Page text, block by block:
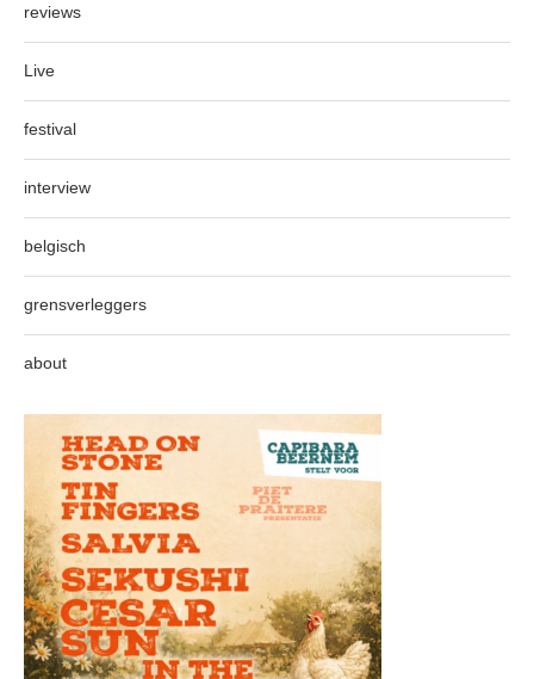
reviews
Live
festival
interview
belgisch
grensverleggers
about